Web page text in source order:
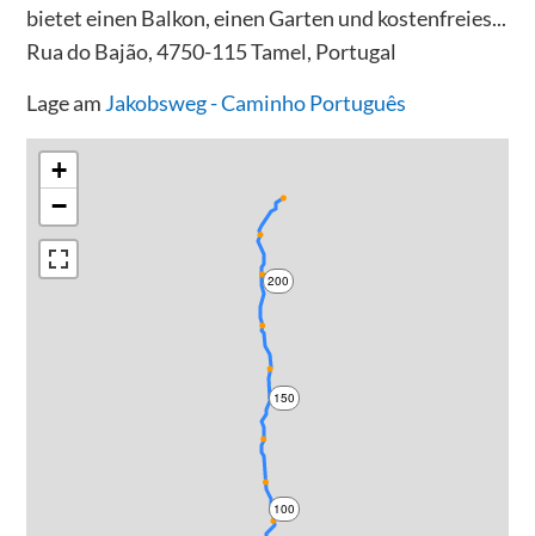
bietet einen Balkon, einen Garten und kostenfreies...
Rua do Bajão, 4750-115 Tamel, Portugal
Lage am Jakobsweg - Caminho Português
100
150
200
+
−